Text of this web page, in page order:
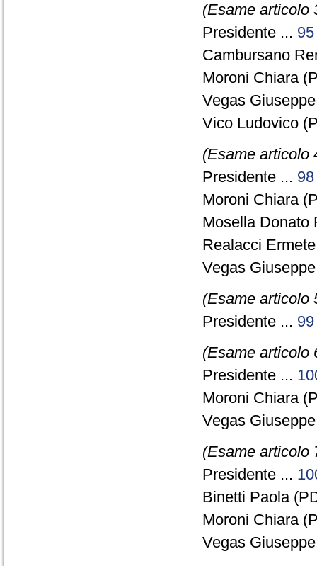
(Esame articolo
Presidente ... 95
Cambursano
Moroni Chiara
Vegas
Vico Ludovico
(Esame articolo
Presidente ... 98
Moroni Chiara
Mosella
Realacci
Vegas
(Esame articolo
Presidente ... 99
(Esame articolo
Presidente ...
Moroni Chiara
Vegas
(Esame articolo
Presidente ...
Binetti Paola
Moroni Chiara
Vegas